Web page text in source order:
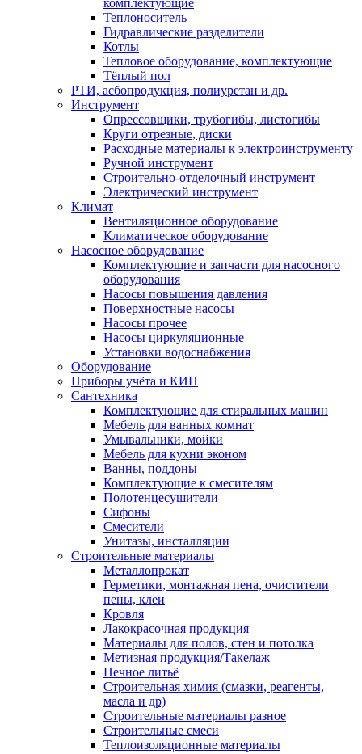
комплектующие
Теплоноситель
Гидравлические разделители
Котлы
Тепловое оборудование, комплектующие
Тёплый пол
РТИ, асбопродукция, полиуретан и др.
Инструмент
Опрессовщики, трубогибы, листогибы
Круги отрезные, диски
Расходные материалы к электроинструменту
Ручной инструмент
Строительно-отделочный инструмент
Электрический инструмент
Климат
Вентиляционное оборудование
Климатическое оборудование
Насосное оборудование
Комплектующие и запчасти для насосного
оборудования
Насосы повышения давления
Поверхностные насосы
Насосы прочее
Насосы циркуляционные
Установки водоснабжения
Оборудование
Приборы учёта и КИП
Сантехника
Комплектующие для стиральных машин
Мебель для ванных комнат
Умывальники, мойки
Мебель для кухни эконом
Ванны, поддоны
Комплектующие к смесителям
Полотенцесушители
Сифоны
Смесители
Унитазы, инсталляции
Строительные материалы
Металлопрокат
Герметики, монтажная пена, очистители
пены, клеи
Кровля
Лакокрасочная продукция
Материалы для полов, стен и потолка
Метизная продукция/Такелаж
Печное литьё
Строительная химия (смазки, реагенты,
масла и др)
Строительные материалы разное
Строительные смеси
Теплоизоляционные материалы